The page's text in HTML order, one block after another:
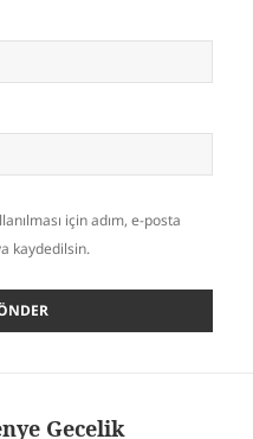
için adım, e-posta
kaydedilsin.
Gecelik